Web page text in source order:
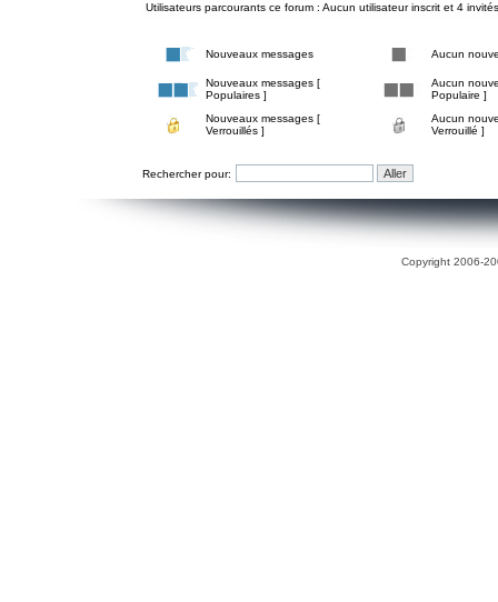
Utilisateurs parcourants ce forum : Aucun utilisateur inscrit et 4 invités
Nouveaux messages Aucun
Nouveaux messages [
Populaires ]
Aucun
Populaire ]
Nouveaux messages [
Verrouillés ]
Aucun
Verrouillé ]
Rechercher pour:
Copyright 2006-